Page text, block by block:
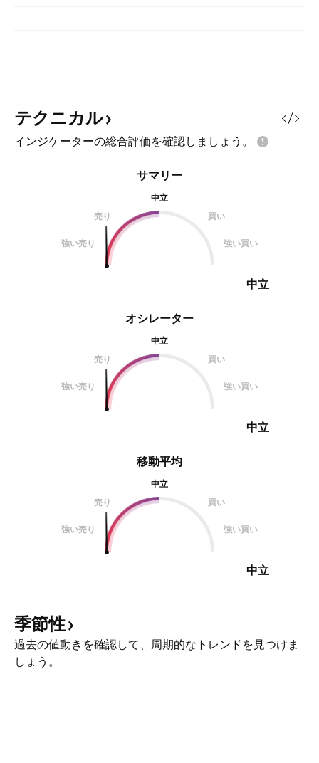
テクニカル
インジケーターの総合評価を確認しましょう。
オシレーター
中立
売り
買い
強い売り 強い買い
中立
サマリー
中立
売り
買い
強い売り 強い買い
中立
移動平均
中立
売り
買い
強い売り 強い買い
中立
季節性
過去の値動きを確認して、周期的なトレンドを見つけま
しょう。